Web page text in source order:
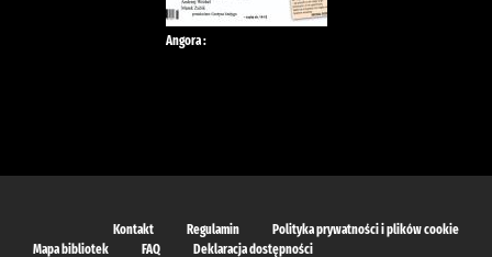
Angora :
Kontakt Regulamin
Polityka prywatności i plików cookie
Mapa bibliotek
FAQ Deklaracja dostępności